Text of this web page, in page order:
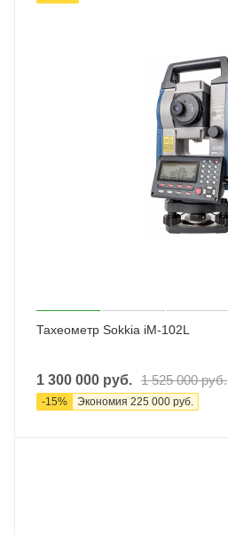
Тахеометр Sokkia iM-102L
1 300 000 руб. 1 525 000руб.
-15% Экономия 225 000 руб.